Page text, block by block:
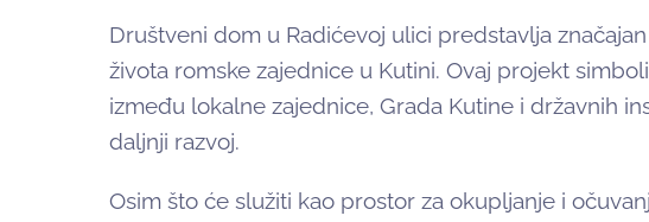
Društveni dom u Radićevoj ulici predstavlja
života romske zajednice u Kutini. Ovaj projekt
između lokalne zajednice, Grada Kutine i državnih
daljnji razvoj.
Osim što će služiti kao prostor za okupljanje i